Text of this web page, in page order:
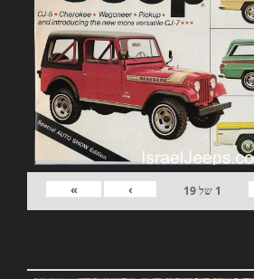
1 של19
›
»